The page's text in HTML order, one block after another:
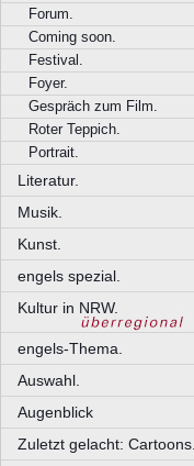
Forum.
Coming soon.
Festival.
Foyer.
Gespräch zum Film.
Roter Teppich.
Portrait.
Literatur.
Musik.
Kunst.
engels spezial.
Kultur in NRW.
engels-Thema.
Auswahl.
Augenblick
Zuletzt gelacht: Cartoons.